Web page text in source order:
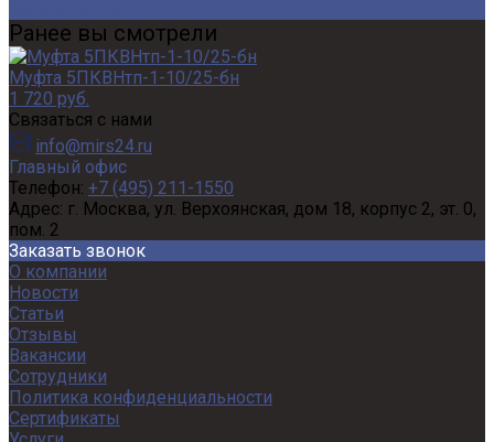
Ранее вы смотрели
Муфта 5ПКВНтп-1-10/25-бн
1 720 руб.
Связаться с нами
info@mirs24.ru
Главный офис
Телефон: +7 (495) 211-1550
Адрес: г. Москва, ул. Верхоянская, дом 18, корпус 2, эт. 0,
пом. 2
Заказать звонок
О компании
Новости
Статьи
Отзывы
Вакансии
Сотрудники
Политика конфиденциальности
Сертификаты